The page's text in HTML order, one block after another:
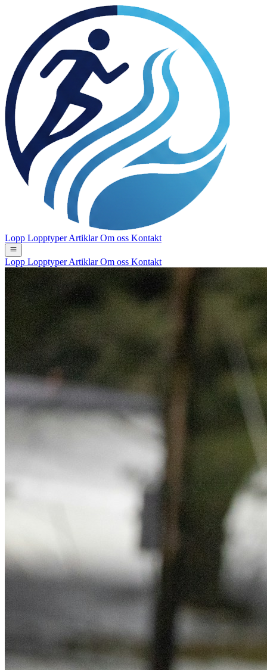
Lopp LopptyperArtiklarOm oss Kontakt
Lopp LopptyperArtiklarOm oss Kontakt